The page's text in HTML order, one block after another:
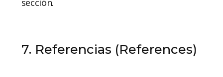
7. Referencias (References)